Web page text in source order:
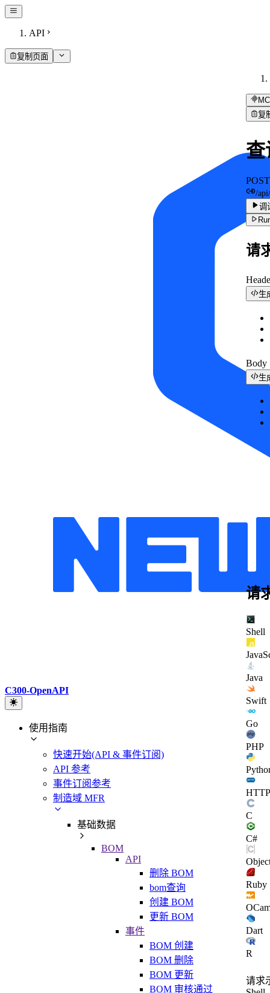
API
复制页面
C300-OpenAPI
使用指南
快速开始(API & 事件订阅)
API 参考
事件订阅参考
制造域 MFR
基础数据
BOM
API
删除 BOM
bom查询
创建 BOM
更新 BOM
事件
BOM 创建
BOM 删除
BOM 更新
BOM 审核通过
复
查
POST
/
调
请
生
Body
生
请
Shell
Java
Swift
Go
PHP
HTTP
C
C#
Ruby
Dart
R
请求